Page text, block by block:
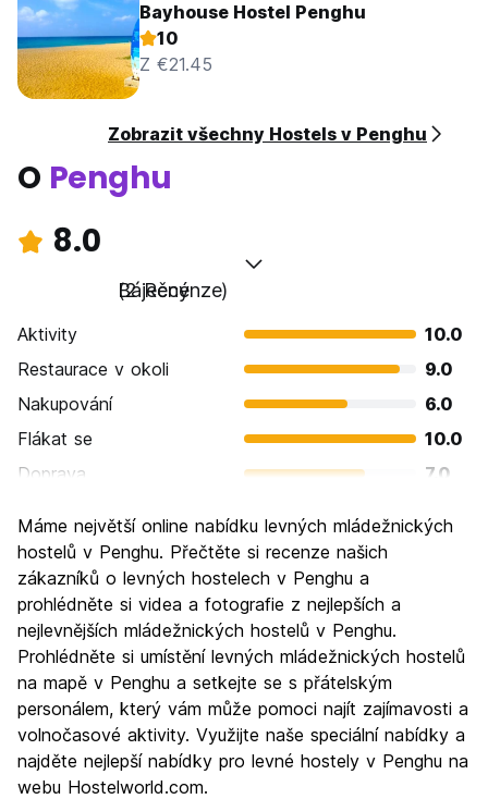
Bayhouse Hostel Penghu
10
Z €21.45
Zobrazit všechny Hostels v Penghu
O Penghu
8.0
Báječný
(2 Recenze)
Aktivity
10.0
Restaurace v okoli
9.0
Nakupování
6.0
Flákat se
10.0
Doprava
7.0
Kultura
Noční život
Hodnota za peníze
Máme největší online nabídku levných mládežnických
hostelů v Penghu. Přečtěte si recenze našich
zákazníků o levných hostelech v Penghu a
prohlédněte si videa a fotografie z nejlepších a
nejlevnějších mládežnických hostelů v Penghu.
Prohlédněte si umístění levných mládežnických hostelů
na mapě v Penghu a setkejte se s přátelským
personálem, který vám může pomoci najít zajímavosti a
volnočasové aktivity. Využijte naše speciální nabídky a
najděte nejlepší nabídky pro levné hostely v Penghu na
webu Hostelworld.com.